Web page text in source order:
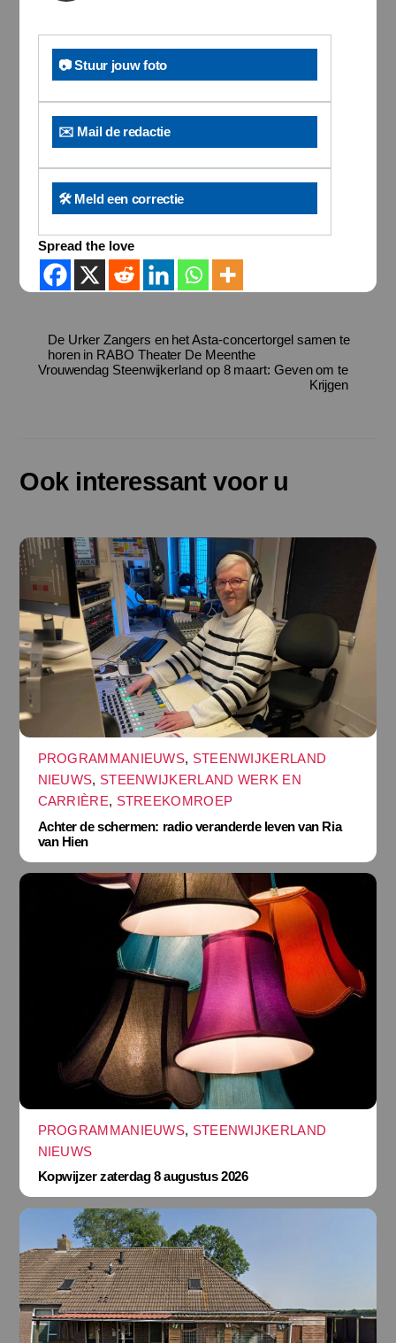
📷 Stuur jouw foto
✉️ Mail de redactie
🛠️ Meld een correctie
Spread the love
De Urker Zangers en het Asta-concertorgel samen te
horen in RABO Theater De Meenthe
Vrouwendag Steenwijkerland op 8 maart: Geven om te
Krijgen
Ook interessant voor u
PROGRAMMANIEUWS, STEENWIJKERLAND
NIEUWS, STEENWIJKERLAND WERK EN
CARRIÈRE, STREEKOMROEP
Achter de schermen: radio veranderde leven van Ria
van Hien
PROGRAMMANIEUWS, STEENWIJKERLAND
NIEUWS
Kopwijzer zaterdag 8 augustus 2026